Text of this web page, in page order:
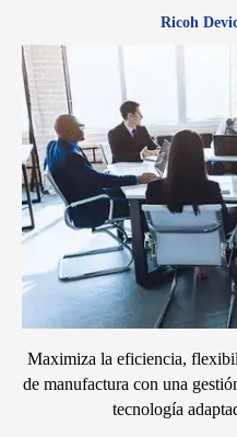
Ricoh
Maximiza la eficiencia,
de manufactura con una
tecnología